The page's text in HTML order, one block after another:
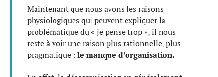
Maintenant que nous avons les raisons
physiologiques qui peuvent expliquer la
problématique du « je pense trop », il nous
reste à voir une raison plus rationnelle, plus
pragmatique : le manque d’organisation.